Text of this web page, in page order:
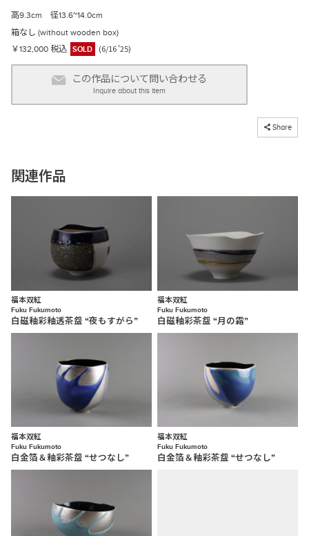
高9.3cm 径13.6~14.0cm
箱なし (without wooden box)
￥132,000 税込
SOLD (6/16 '25)
この作品について問い合わせる
Inquire about this item
Share
コピーしました
関連作品
福本双紅
Fuku Fukumoto
白磁釉彩釉透茶盌 “夜もすがら”
福本双紅
Fuku Fukumoto
白磁釉彩茶盌 “月の霜”
福本双紅
Fuku Fukumoto
白金箔＆釉彩茶盌 “せつなし”
福本双紅
Fuku Fukumoto
白金箔＆釉彩茶盌 “せつなし”